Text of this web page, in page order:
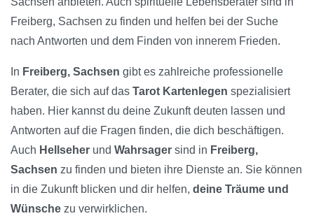
Freiberg, Sachsen zu finden und helfen bei der Suche
nach Antworten und dem Finden von innerem Frieden.
In Freiberg, Sachsen gibt es zahlreiche professionelle
Berater, die sich auf das Tarot Kartenlegen spezialisiert
haben. Hier kannst du deine Zukunft deuten lassen und
Antworten auf die Fragen finden, die dich beschäftigen.
Auch Hellseher und Wahrsager sind in Freiberg,
Sachsen zu finden und bieten ihre Dienste an. Sie können
in die Zukunft blicken und dir helfen, deine Träume und
Wünsche zu verwirklichen.